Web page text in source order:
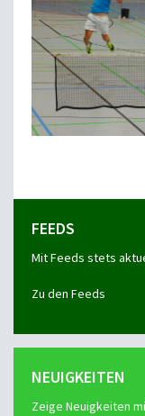
FEEDS
Mit Feeds stets
Zu den Feeds
NEUIGKEITEN
Zeige Neuigkeiten